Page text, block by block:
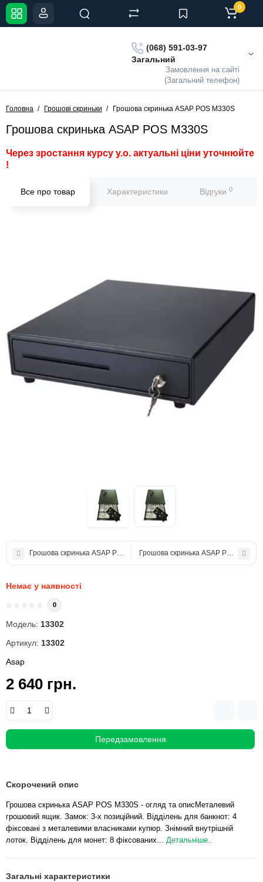
(068) 591-03-97
Загальний
Замовлення на сайті
(Загальний телефон)
0
Головна Грошові скриньки Грошова скринька ASAP POS M330S
Грошова скринька ASAP POS M330S
Через зростання курсу у.о. актуальні ціни уточнюйте
!
Все про товар Характеристики Відгуки 0
Грошова скринька ASAP POS M330EГрошова скринька ASAP POS M410
Немає у наявності
0
Модель: 13302
Артикул: 13302
Asap
2 640 грн.
Передзамовлення
Скорочений опис
Грошова скринька ASAP POS M330S - огляд та описМеталевий
грошовий ящик. Замок: 3-х позиційний. Відділень для банкнот: 4
фіксовані з металевими власниками купюр. Знімний внутрішній
лоток. Відділень для монет: 8 фіксованих... Детальніше..
Загальні характеристики